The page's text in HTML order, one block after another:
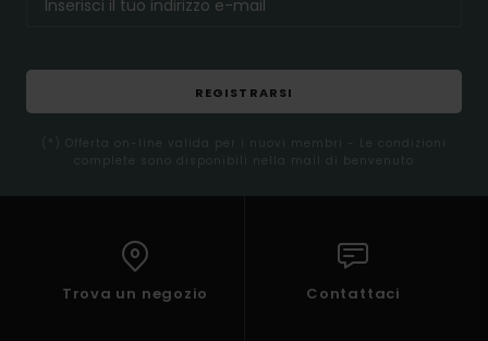
REGISTRARSI
(*) Offerta on-line valida per i nuovi membri - Le condizioni
complete sono disponibili nella mail di benvenuto
Trova un negozio Contattaci